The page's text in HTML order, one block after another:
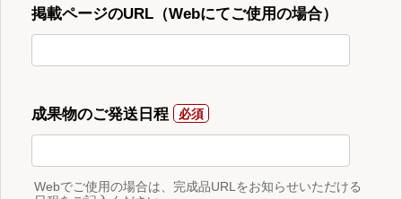
掲載ページのURL（Webにてご使用の場合）
成果物のご発送日程
Webでご使用の場合は、完成品URLをお知らせいただける